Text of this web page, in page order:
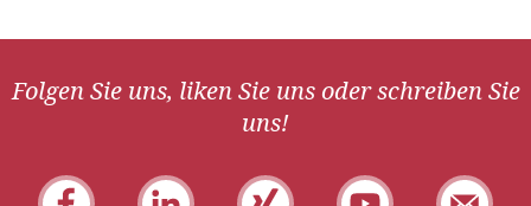
Folgen Sie uns, liken Sie uns oder schreiben Sie
uns!